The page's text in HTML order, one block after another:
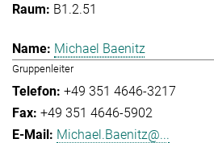
B1.2.51
Michael Baenitz
Gruppenleiter
+49 351 4646-3217
+49 351 4646-5902
Michael.Baenitz@...